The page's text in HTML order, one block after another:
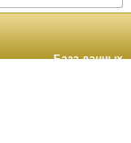
База данных